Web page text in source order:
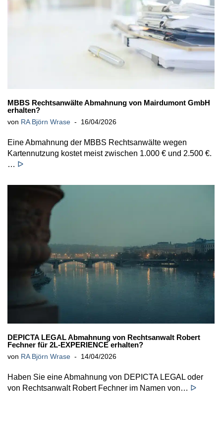
MBBS Rechtsanwälte Abmahnung von Mairdumont GmbH
erhalten?
von RA Björn Wrase 16/04/2026
Eine Abmahnung der MBBS Rechtsanwälte wegen
Kartennutzung kostet meist zwischen 1.000 € und 2.500 €.
… ᐅ
DEPICTA LEGAL Abmahnung von Rechtsanwalt Robert
Fechner für 2L-EXPERIENCE erhalten?
von RA Björn Wrase 14/04/2026
Haben Sie eine Abmahnung von DEPICTA LEGAL oder
von Rechtsanwalt Robert Fechner im Namen von… ᐅ